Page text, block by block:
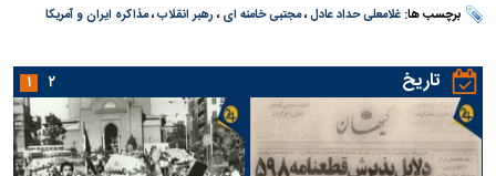
برچسب ها:غلامعلی حداد عادل،مجتبی خامنه ای ، رهبر انقلاب،مذاکره ایران و آمریکا
تاریخ ۱ ۲